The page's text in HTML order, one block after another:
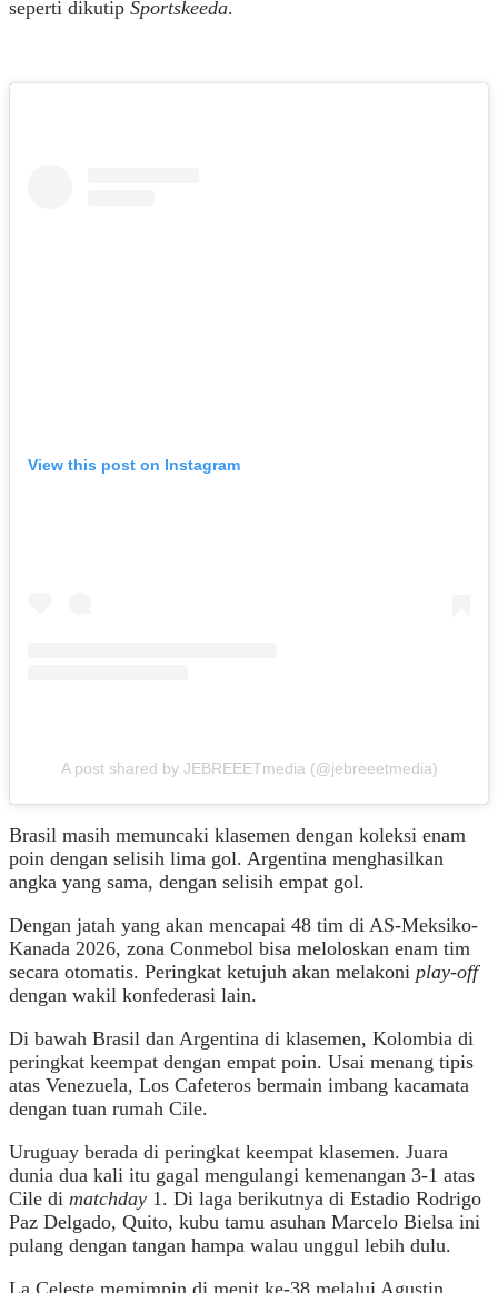
seperti dikutip Sportskeeda.
View this post on Instagram
A post shared by JEBREEETmedia (@jebreeetmedia)
Brasil masih memuncaki klasemen dengan koleksi enam
poin dengan selisih lima gol. Argentina menghasilkan
angka yang sama, dengan selisih empat gol.
Dengan jatah yang akan mencapai 48 tim di AS-Meksiko-
Kanada 2026, zona Conmebol bisa meloloskan enam tim
secara otomatis. Peringkat ketujuh akan melakoni play-off
dengan wakil konfederasi lain.
Di bawah Brasil dan Argentina di klasemen, Kolombia di
peringkat keempat dengan empat poin. Usai menang tipis
atas Venezuela, Los Cafeteros bermain imbang kacamata
dengan tuan rumah Cile.
Uruguay berada di peringkat keempat klasemen. Juara
dunia dua kali itu gagal mengulangi kemenangan 3-1 atas
Cile di matchday 1. Di laga berikutnya di Estadio Rodrigo
Paz Delgado, Quito, kubu tamu asuhan Marcelo Bielsa ini
pulang dengan tangan hampa walau unggul lebih dulu.
La Celeste memimpin di menit ke-38 melalui Agustin